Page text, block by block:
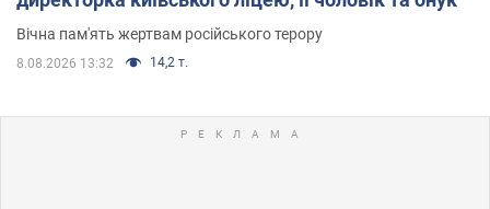
Вічна пам'ять жертвам російського терору
8.08.2026 13:32 14,2 т.